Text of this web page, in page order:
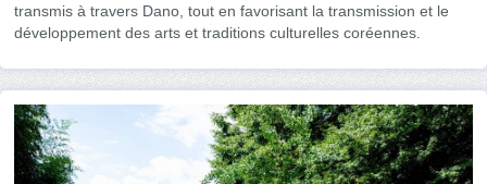
transmis à travers Dano, tout en favorisant la transmission et le
développement des arts et traditions culturelles coréennes.